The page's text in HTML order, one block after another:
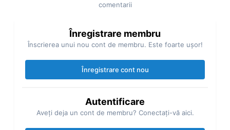
comentarii
Înregistrare membru
Înscrierea unui nou cont de membru. Este foarte uşor!
Înregistrare cont nou
Autentificare
Aveţi deja un cont de membru? Conectaţi-vă aici.